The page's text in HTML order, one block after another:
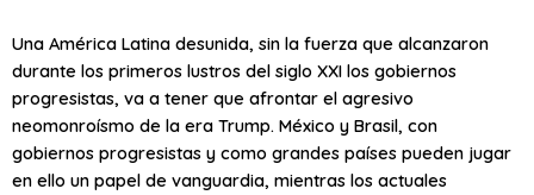
Una América Latina desunida, sin la fuerza que alcanzaron
durante los primeros lustros del siglo XXI los gobiernos
progresistas, va a tener que afrontar el agresivo
neomonroísmo de la era Trump. México y Brasil, con
gobiernos progresistas y como grandes países pueden jugar
en ello un papel de vanguardia, mientras los actuales